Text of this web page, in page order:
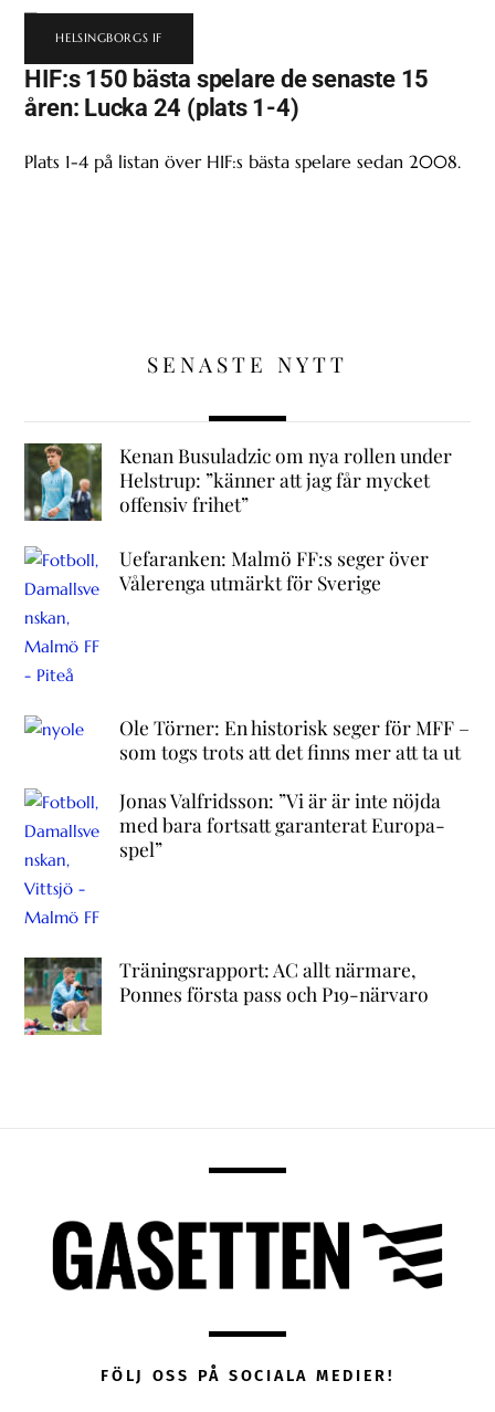
HELSINGBORGS IF
HIF:s 150 bästa spelare de senaste 15
åren: Lucka 24 (plats 1-4)
Plats 1-4 på listan över HIF:s bästa spelare sedan 2008.
SENASTE NYTT
Kenan Busuladzic om nya rollen under
Helstrup: ”känner att jag får mycket
offensiv frihet”
Uefaranken: Malmö FF:s seger över
Vålerenga utmärkt för Sverige
Ole Törner: En historisk seger för MFF –
som togs trots att det finns mer att ta ut
Jonas Valfridsson: ”Vi är är inte nöjda
med bara fortsatt garanterat Europa-
spel”
Träningsrapport: AC allt närmare,
Ponnes första pass och P19-närvaro
FÖLJ OSS PÅ SOCIALA MEDIER!